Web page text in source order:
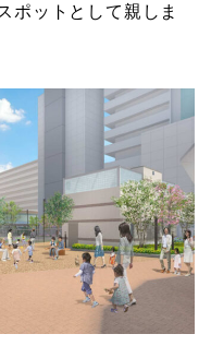
ポットとして親しま